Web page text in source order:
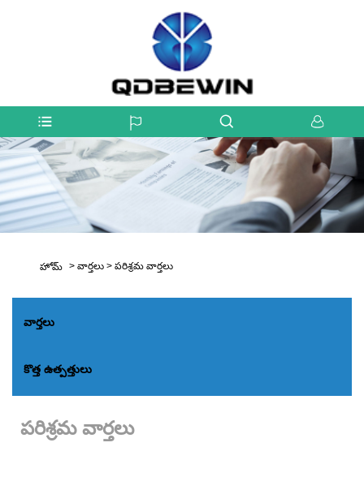
హోమ్ > వార్తలు > పరిశ్రమ వార్తలు
వార్తలు
కొత్త ఉత్పత్తులు
పరిశ్రమ వార్తలు